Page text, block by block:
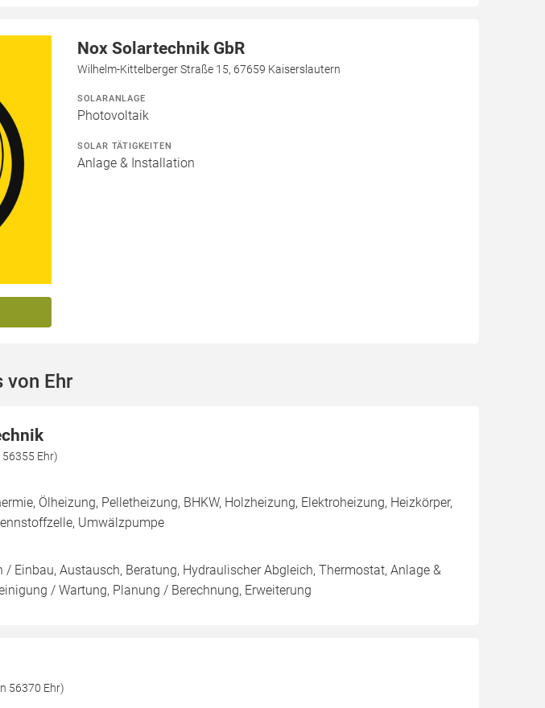
Nox Solartechnik GbR
Wilhelm-Kittelberger Straße 15, 67659 Kaiserslautern
SOLARANLAGE
Photovoltaik
SOLAR TÄTIGKEITEN
Anlage & Installation
von Ehr
Ehr)
Ölheizung, Pelletheizung, BHKW, Holzheizung, Elektroheizung, Heizkörper,
Umwälzpumpe
Einbau, Austausch, Beratung, Hydraulischer Abgleich, Thermostat, Anlage &
/ Wartung, Planung / Berechnung, Erweiterung
56370 Ehr)